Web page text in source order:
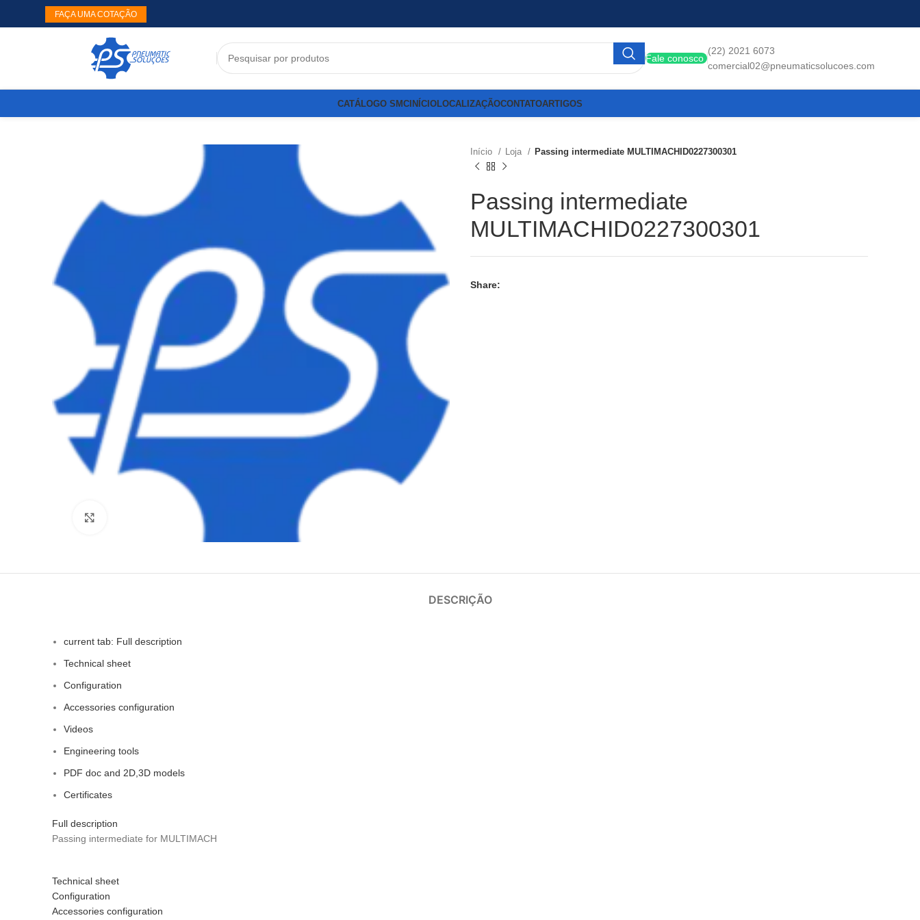
FAÇA UMA COTAÇÃO
Fale conosco
(22) 2021 6073
comercial02@pneumaticsolucoes.com
CATÁLOGO SMCINÍCIOLOCALIZAÇÃOCONTATOARTIGOS
Início Loja Passing intermediate MULTIMACHID0227300301
Passing intermediate
MULTIMACHID0227300301
Share:
DESCRIÇÃO
current tab: Full description
Technical sheet
Configuration
Accessories configuration
Videos
Engineering tools
PDF doc and 2D,3D models
Certificates
Full description
Passing intermediate for MULTIMACH
Technical sheet
Configuration
Accessories configuration